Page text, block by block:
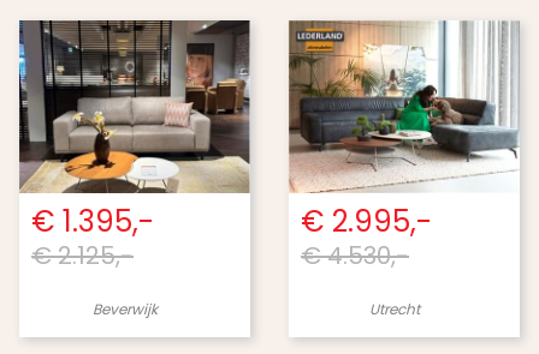
€ 1.395,-
€ 2.125,-
Beverwijk
€ 2.995,-
€ 4.530,-
Utrecht